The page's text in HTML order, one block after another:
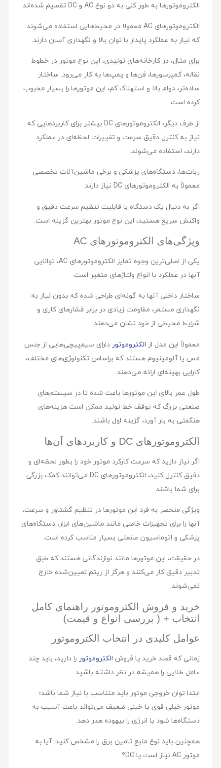
الکتروموتورها به طور کلی به دو نوع AC و DC تقسیم شده‌اند.
الکتروموتورهای AC معمولا در محیط‌هایی استفاده می‌شوند
که نیاز به عملکرد پایدار با توان بالا و نگهداری آسان دارند.
برای مثال، در کارخانه‌های تولیدی، این نوع موتور در خطوط
نقاله، کمپرسورها، فن‌ها و پمپ‌ها به کار می‌رود. ساختار
ساده‌تر، دوام بالا و استهلاک کم، این موتورها را بسیار محبوب
کرده است.
از طرف دیگر، الکتروموتورهای DC بیشتر برای کاربردهایی که
نیاز به کنترل دقیق سرعت و تغییرات لحظه‌ای در عملکرد
دارند، استفاده می‌شوند.
ربات‌ها، دستگاه‌های پزشکی و برخی ماشین‌آلات تخصصی
معمولاً به الکتروموتورهای DC نیاز دارند.
اگر به دنبال یک دستگاه با قابلیت تنظیم سرعت دقیق و
واکنش سریع هستید، این نوع موتور بهترین گزینه است.
ویژگی‌های الکتروموتورهای AC
یکی از اصلی‌ترین وجوه تمایز الکتروموتورهای AC، توانایی
آنها در عملکرد با انواع ولتاژهای متغیر است.
ساختار داخلی آنها به گونه‌ای طراحی شده که بدون نیاز به
نگهداری مستمر، مقاومت زیادی در برابر فشارهای کاری و
شرایط محیطی از خود نشان می‌دهند.
معمولاً این مدل از الکتروموتور دارای سیم‌پیچی‌هایی از جنس
مس یا آلومینیوم هستند که براساس تکنولوژی‌های مختلف،
کارایی بهینه‌ای ارائه می‌دهند.
طول عمر بالای این موتورها باعث شده تا در سیستم‌های
صنعتی بزرگ که توقف خط تولید ممکن است هزینه‌های
هنگفتی به بار آورد، گزینه اول باشند.
الکتروموتورهای DC و کاربردهای آن‌ها
اگر نیاز دارید که سرعت کارکرد موتور خود را بطور لحظه‌ای و
دقیق کنترل کنید، الکتروموتورهای DC می‌توانند کمک بزرگی
برای شما باشند.
ویژگی منحصر به فرد این موتورها در تنظیم گشتاور و سرعت،
آنها را برای تجهیزات خاصی مانند ماشین‌های ابزار، دستگاه‌های
پزشکی و اتوماسیون صنعتی بسیار مناسب کرده است.
در حقیقت، این موتور‌ها مانند نوازندگانی هستند که طبق
تدبیر دقیق کار می‌کنند و هرگز از ریتم تعیین‌شده خارج
نمی‌شوند.
خرید و فروش الکتروموتور راهنمای کامل
انتخاب + ( بررسی انواع و قیمت)
عوامل کلیدی در انتخاب الکتروموتور
زمانی که قصد خرید یا فروش الکتروموتور را دارید، باید چند
عامل طلایی را همیشه در نظر داشته باشید.
ابتدا توان خروجی موتور باید متناسب با نیاز شما باشد؛
موتور خیلی قوی یا خیلی ضعیف می‌تواند باعث آسیب به
دستگاه‌ها شود یا انرژی را بیهوده هدر دهد.
همچنین باید نوع منبع تامین برق را مشخص کنید: آیا به
موتور AC نیاز است یا DC؟